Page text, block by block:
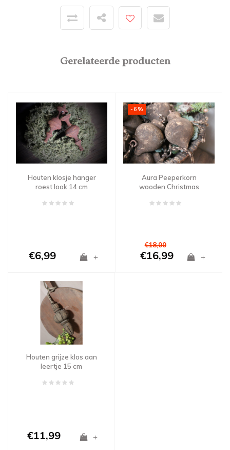
Gerelateerde producten
Houten klosje hanger
roest look 14 cm
€6,99 +
-6%
Aura Peeperkorn
wooden Christmas
€18,00
€16,99 +
Houten grijze klos aan
leertje 15 cm
€11,99 +